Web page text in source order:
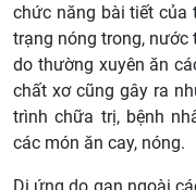
chức năng bài tiết của
trạng nóng trong, nước
do thường xuyên ăn
chất xơ cũng gây ra
trình chữa trị, bệnh
các món ăn cay, nóng.